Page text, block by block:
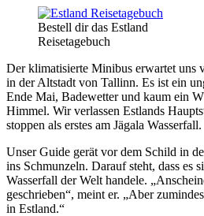
Bestell dir das Estland
Reisetagebuch
Der klimatisierte Minibus erwartet uns
in der Altstadt von Tallinn. Es ist ein
Ende Mai, Badewetter und kaum ein
Himmel. Wir verlassen Estlands
stoppen als erstes am Jägala Wasserfall.
Unser Guide gerät vor dem Schild in
ins Schmunzeln. Darauf steht, dass es
Wasserfall der Welt handele.
geschrieben“, meint er. „Aber
in Estland.“